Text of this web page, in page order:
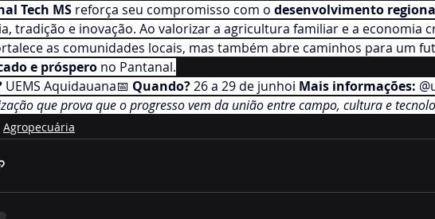
Tech MS reforça seu compromisso com o desenvolvimento
tradição e inovação. Ao valorizar a agricultura familiar e a economia
as comunidades locais, mas também abre caminhos para um
e próspero no Pantanal.
UEMS Aquidauana📅 Quando? 26 a 29 de junhoℹ️ Mais informações:
que prova que o progresso vem da união entre campo, cultura e
Agropecuária